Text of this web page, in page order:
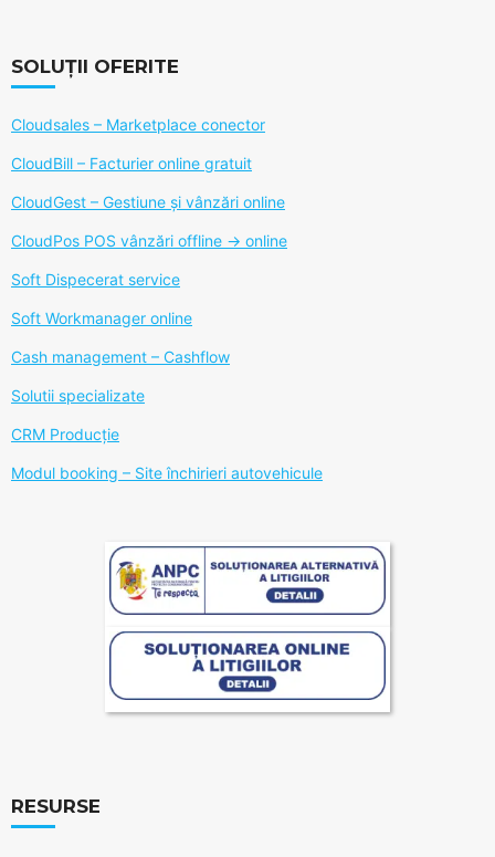
SOLUȚII OFERITE
Cloudsales – Marketplace conector
CloudBill – Facturier online gratuit
CloudGest – Gestiune și vânzări online
CloudPos POS vânzări offline -> online
Soft Dispecerat service
Soft Workmanager online
Cash management – Cashflow
Solutii specializate
CRM Producție
Modul booking – Site închirieri autovehicule
RESURSE